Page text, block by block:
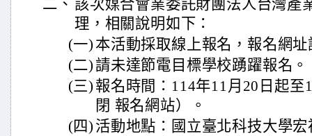
二、 該次媒合會業委託財團法人台灣產
理，相關說明如下：
(一) 本活動採取線上報名，報名網
(二) 請未達節電目標學校踴躍報名。
(三) 報名時間：114年11月20日起至
閉 報名網站）。
(四) 活動地點：國立臺北科技大學